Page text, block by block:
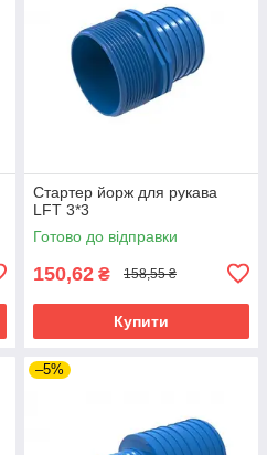
Стартер йорж для рукава
LFT 3*3
Готово до відправки
150,62 ₴ 158,55 ₴
Купити
–5%